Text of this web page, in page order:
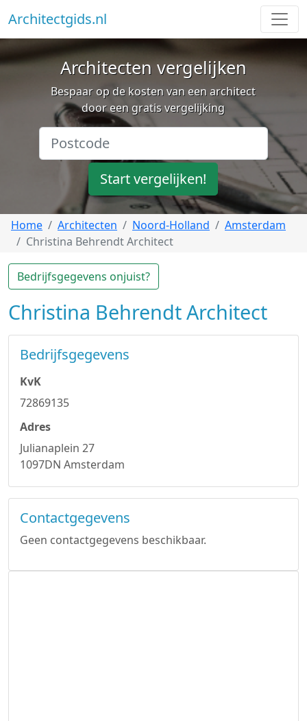
Architectgids.nl
Architecten vergelijken
Bespaar op de kosten van een architect
door een gratis vergelijking
Start vergelijken!
Home Architecten Noord-Holland
Amsterdam
Christina Behrendt Architect
Bedrijfsgegevens onjuist?
Christina Behrendt Architect
Bedrijfsgegevens
KvK
72869135
Adres
Julianaplein 27
1097DN Amsterdam
Contactgegevens
Geen contactgegevens beschikbaar.